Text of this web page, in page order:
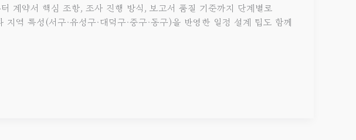
계약서 핵심 조항, 조사 진행 방식, 보고서 품질 기준까지 단계별로
역 특성(서구·유성구·대덕구·중구·동구)을 반영한 일정 설계 팁도 함께